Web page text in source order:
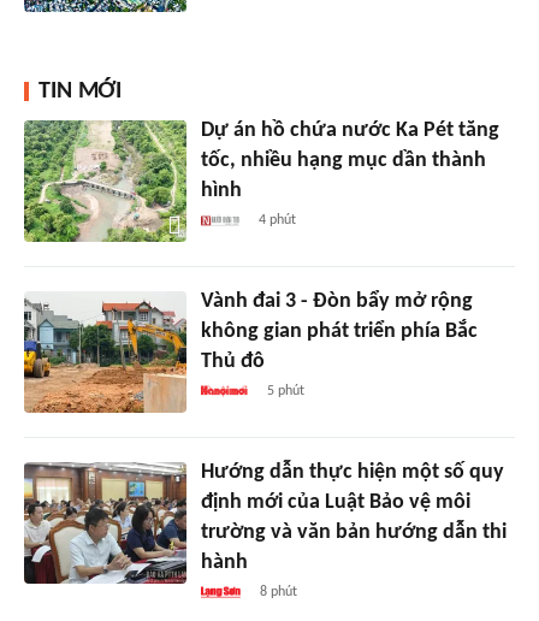
TIN MỚI
Dự án hồ chứa nước Ka Pét tăng
tốc, nhiều hạng mục dần thành
hình
4 phút
Vành đai 3 - Đòn bẩy mở rộng
không gian phát triển phía Bắc
Thủ đô
5 phút
Hướng dẫn thực hiện một số quy
định mới của Luật Bảo vệ môi
trường và văn bản hướng dẫn thi
hành
8 phút